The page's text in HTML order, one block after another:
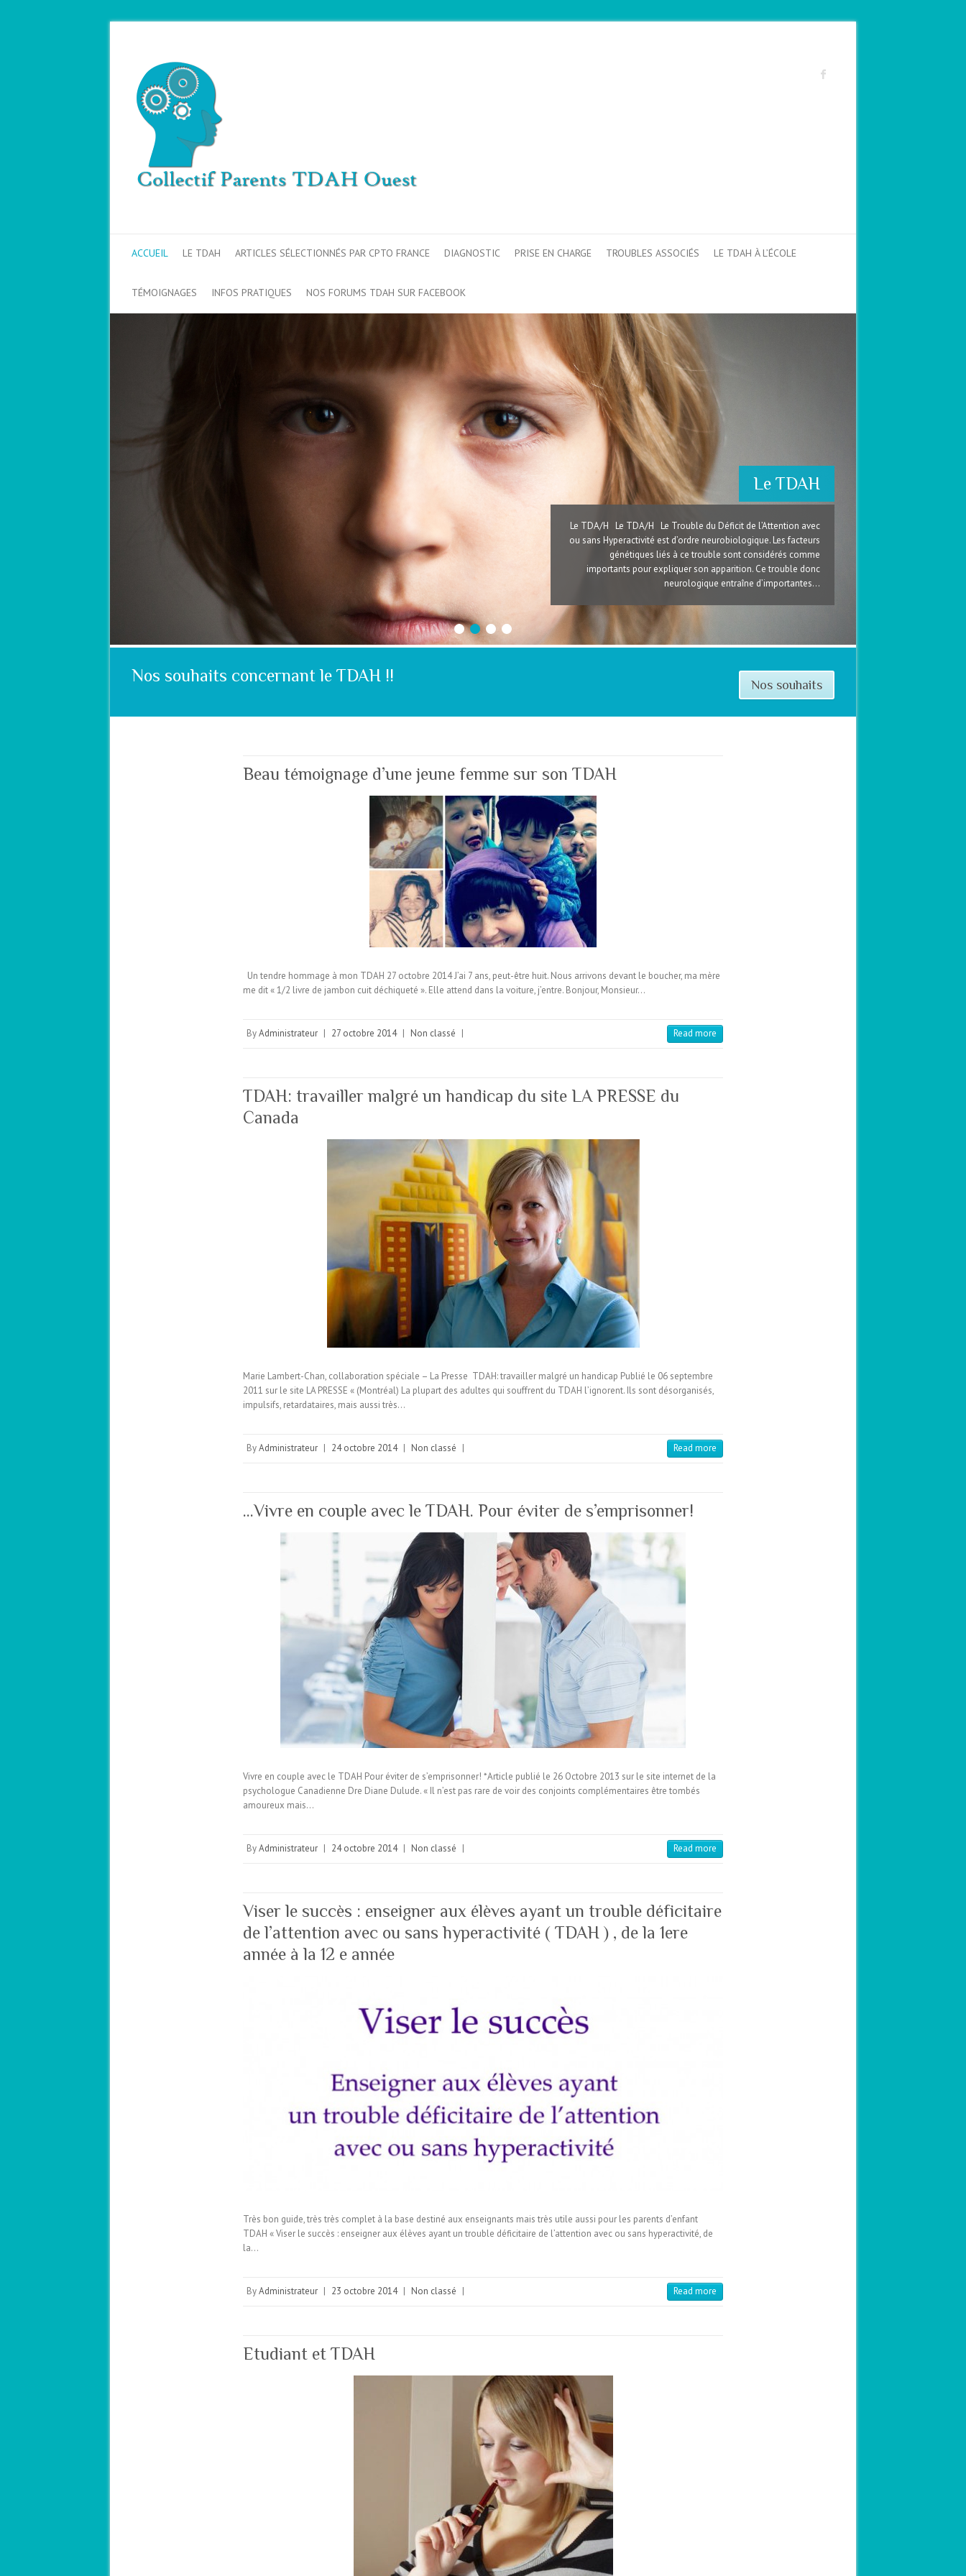
ACCUEIL LE TDAH ARTICLES SÉLECTIONNÉS PAR CPTO FRANCE DIAGNOSTIC PRISE EN CHARGE TROUBLES ASSOCIÉS LE TDAH À L’ÉCOLE
TÉMOIGNAGES INFOS PRATIQUES NOS FORUMS TDAH SUR FACEBOOK
Le TDAH
Le TDA/H Le TDA/H Le Trouble du Déficit de l’Attention avec
ou sans Hyperactivité est d’ordre neurobiologique. Les facteurs
génétiques liés à ce trouble sont considérés comme
importants pour expliquer son apparition. Ce trouble donc
neurologique entraîne d’importantes…
1 2 3 4
Nos souhaits concernant le TDAH !! Nos souhaits
Beau témoignage d’une jeune femme sur son TDAH
Un tendre hommage à mon TDAH 27 octobre 2014 J’ai 7 ans, peut-être huit. Nous arrivons devant le boucher, ma mère
me dit « 1/2 livre de jambon cuit déchiqueté ». Elle attend dans la voiture, j’entre. Bonjour, Monsieur…
ByAdministrateur | 27 octobre 2014 | Non classé | Read more
TDAH: travailler malgré un handicap du site LA PRESSE du
Canada
Marie Lambert-Chan, collaboration spéciale – La Presse TDAH: travailler malgré un handicap Publié le 06 septembre
2011 sur le site LA PRESSE « (Montréal) La plupart des adultes qui souffrent du TDAH l’ignorent. Ils sont désorganisés,
impulsifs, retardataires, mais aussi très…
ByAdministrateur | 24 octobre 2014 | Non classé | Read more
…Vivre en couple avec le TDAH. Pour éviter de s’emprisonner!
Vivre en couple avec le TDAH Pour éviter de s’emprisonner! *Article publié le 26 Octobre 2013 sur le site internet de la
psychologue Canadienne Dre Diane Dulude. « Il n’est pas rare de voir des conjoints complémentaires être tombés
amoureux mais…
ByAdministrateur | 24 octobre 2014 | Non classé | Read more
Viser le succès : enseigner aux élèves ayant un trouble déficitaire
de l’attention avec ou sans hyperactivité ( TDAH ) , de la 1ere
année à la 12 e année
Très bon guide, très très complet à la base destiné aux enseignants mais très utile aussi pour les parents d’enfant
TDAH « Viser le succès : enseigner aux élèves ayant un trouble déficitaire de l’attention avec ou sans hyperactivité, de
la…
ByAdministrateur | 23 octobre 2014 | Non classé | Read more
Etudiant et TDAH